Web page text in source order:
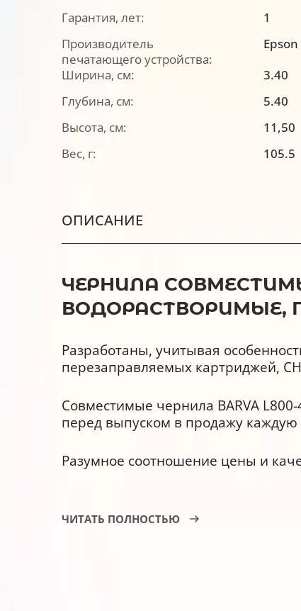
Гарантия, лет:
1
Производитель
печатающего устройства:
Epson
Ширина, см:
3.40
Глубина, см:
5.40
Высота, см:
11,50
Вес, г:
105.5
ОПИСАНИЕ
ЧЕРНИЛА
ВОДОРАСТВОРИМЫЕ,
Разработаны, учитывая
перезаправляемых картриджей,
Совместимые чернила BARVA
перед выпуском в продажу каждую
Разумное соотношение цены и
ЧИТАТЬ ПОЛНОСТЬЮ